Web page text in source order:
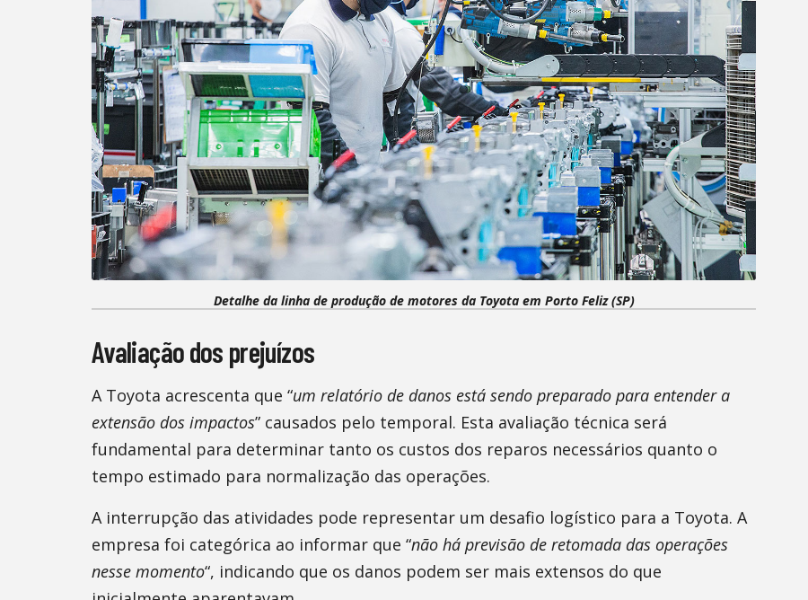
Detalhe da linha de produção de motores da Toyota em Porto Feliz (SP)
Avaliação dos prejuízos
A Toyota acrescenta que “um relatório de danos está sendo preparado para entender a
extensão dos impactos” causados pelo temporal. Esta avaliação técnica será
fundamental para determinar tanto os custos dos reparos necessários quanto o
tempo estimado para normalização das operações.
A interrupção das atividades pode representar um desafio logístico para a Toyota. A
empresa foi categórica ao informar que “não há previsão de retomada das operações
nesse momento“, indicando que os danos podem ser mais extensos do que